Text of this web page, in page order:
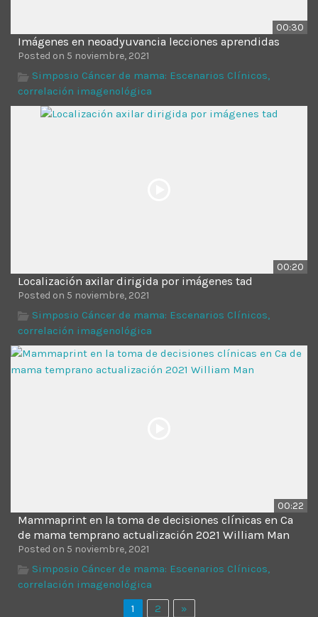
00:30
Imágenes en neoadyuvancia lecciones aprendidas
Posted on 5 noviembre, 2021
Simposio Cáncer de mama: Escenarios Clínicos,
correlación imagenológica
00:20
Localización axilar dirigida por imágenes tad
Posted on 5 noviembre, 2021
Simposio Cáncer de mama: Escenarios Clínicos,
correlación imagenológica
00:22
Mammaprint en la toma de decisiones clínicas en Ca
de mama temprano actualización 2021 William Man
Posted on 5 noviembre, 2021
Simposio Cáncer de mama: Escenarios Clínicos,
correlación imagenológica
1
2
»